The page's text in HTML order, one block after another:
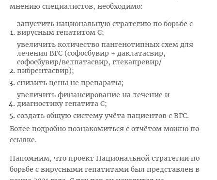
мнению специалистов, необходимо:
запустить национальную стратегию по борьбе с
вирусным гепатитом С;
увеличить количество пангенотипных схем для
лечения ВГС (софосбувир + даклатасвир,
софосбувир/велпатасвир, глекапревир/
пибрентасвир);
снизить цены не препараты;
увеличить финансирование на лечение и
диагностику гепатита С;
создать общую систему учёта пациентов с ВГС.
Более подробно познакомиться с отчётом можно по
ссылке.
Напомним, что проект Национальной стратегии по
борьбе с вирусными гепатитами был представлен в